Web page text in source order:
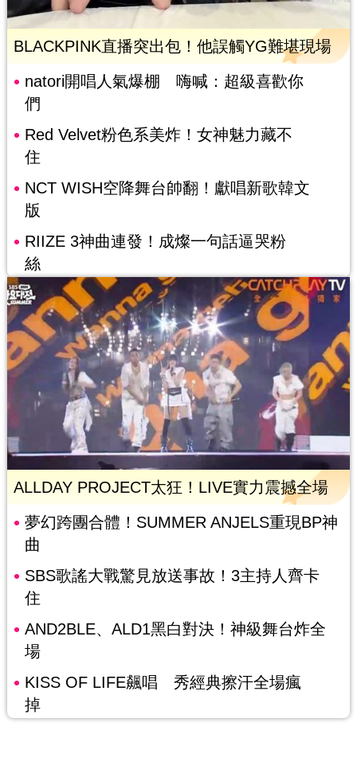
BLACKPINK直播突出包！他誤觸YG難堪現場
natori開唱人氣爆棚 嗨喊：超級喜歡你
們
Red Velvet粉色系美炸！女神魅力藏不
住
NCT WISH空降舞台帥翻！獻唱新歌韓文
版
RIIZE 3神曲連發！成燦一句話逼哭粉
絲
ALLDAY PROJECT太狂！LIVE實力震撼全場
夢幻跨團合體！SUMMER ANJELS重現BP神
曲
SBS歌謠大戰驚見放送事故！3主持人齊卡
住
AND2BLE、ALD1黑白對決！神級舞台炸全
場
KISS OF LIFE飆唱 秀經典擦汗全場瘋
掉